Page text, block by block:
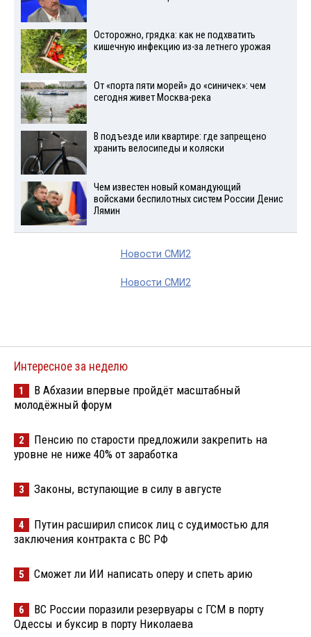
Осторожно, грядка: как не подхватить
кишечную инфекцию из-за летнего урожая
От «порта пяти морей» до «синичек»: чем
сегодня живет Москва-река
В подъезде или квартире: где запрещено
хранить велосипеды и коляски
Чем известен новый командующий
войсками беспилотных систем России Денис
Лямин
Новости СМИ2
Новости СМИ2
Интересное за неделю
1
В Абхазии впервые пройдёт масштабный
молодёжный форум
2
Пенсию по старости предложили закрепить на
уровне не ниже 40% от заработка
3 Законы, вступающие в силу в августе
4
Путин расширил список лиц с судимостью для
заключения контракта с ВС РФ
5 Сможет ли ИИ написать оперу и спеть арию
6
ВС России поразили резервуары с ГСМ в порту
Одессы и буксир в порту Николаева